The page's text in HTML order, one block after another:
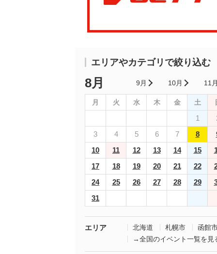
エリアやカテゴリで絞り込む
8月 9月 10月 11
月 火 水 木 金 土
1
3
4 5 6 7 8
10
11 12 13 14 15
17
18 19 20 21 22
24
25 26 27 28 29
31
エリア 北海道 札幌市
函館
→全国のイベント一覧を見